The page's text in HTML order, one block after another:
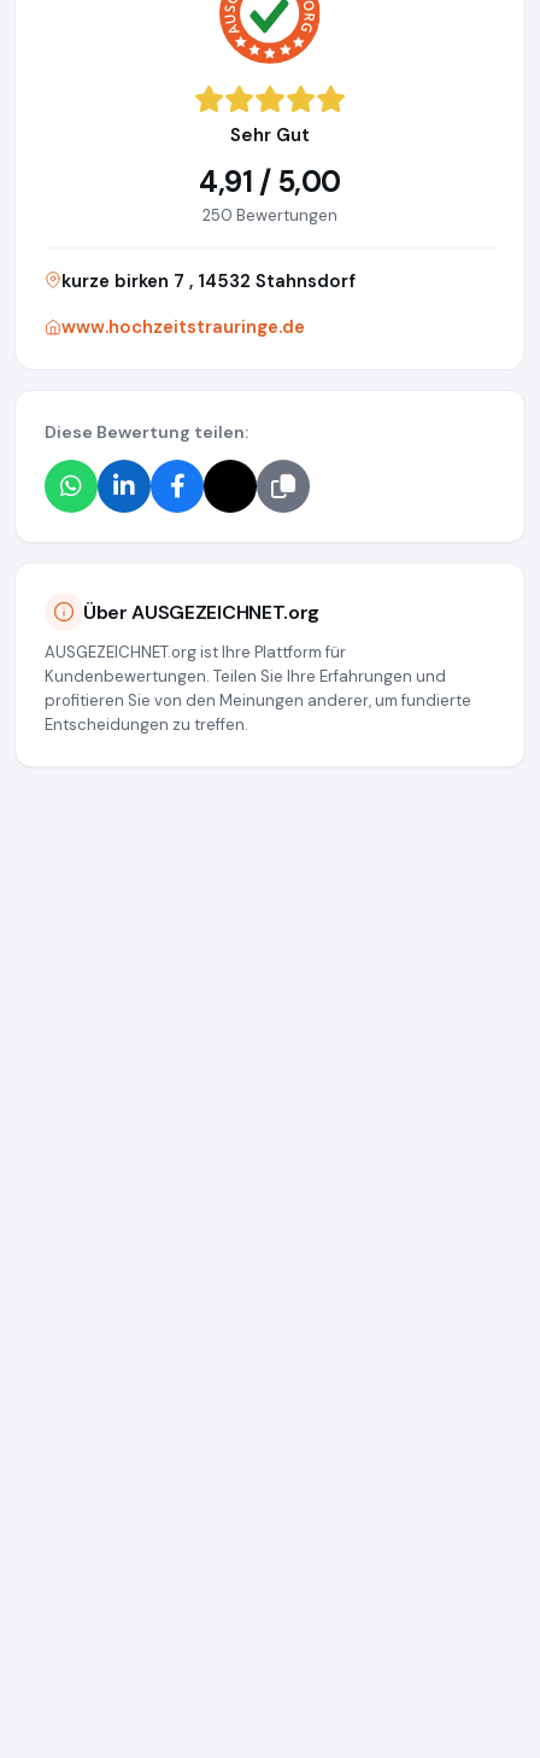
Sehr Gut
4,91 / 5,00
250 Bewertungen
kurze birken 7 , 14532 Stahnsdorf
www.hochzeitstrauringe.de
Diese Bewertung teilen:
Über AUSGEZEICHNET.org
AUSGEZEICHNET.org ist Ihre Plattform für
Kundenbewertungen. Teilen Sie Ihre Erfahrungen und
profitieren Sie von den Meinungen anderer, um fundierte
Entscheidungen zu treffen.